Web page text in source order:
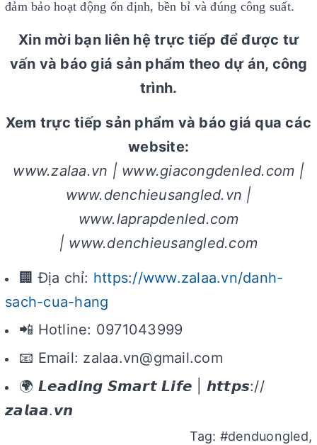
đảm bảo hoạt động ổn định, bền bỉ và đúng công suất.
Xin mời bạn liên hệ trực tiếp để được tư
vấn và báo giá sản phẩm theo dự án, công
trình.
Xem trực tiếp sản phẩm và báo giá qua các
website:
www.zalaa.vn | www.giacongdenled.com |
www.denchieusangled.vn |
www.laprapdenled.com
| www.denchieusangled.com
🏢 Địa chỉ: https://www.zalaa.vn/danh-
sach-cua-hang
📲 Hotline: 0971043999
📧 Email: zalaa.vn@gmail.com
🌍 𝙇𝙚𝙖𝙙𝙞𝙣𝙜 𝙎𝙢𝙖𝙧𝙩 𝙇𝙞𝙛𝙚 | 𝙝𝙩𝙩𝙥𝙨://
𝙯𝙖𝙡𝙖𝙖.𝙫𝙣
Tag: #denduongled,